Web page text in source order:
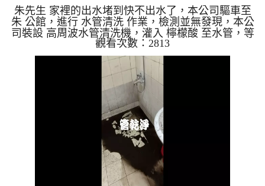
洗水管
朱先生 家裡的出水堵到快不出水了，本公司驅車至
朱 公館，進行 水管清洗 作業，檢測並無發現，本公
司裝設 高周波水管清洗機，灌入 檸檬酸 至水管，等
了約15分，開啟 水管清洗機 ，啟動 螺旋波 模式，一
開始就流出茶色髒水，越洗就越多，忽然變成芝麻豆
漿的顏色，兩個多小時後，出水量恢復了。 如是自
來水，如水管老化，會產生鐵鏽跟泥沙堆積，洗出來
的水就會是咖啡色，地下水含有氧化錳，管壁上會結
成黑色管垢，洗出來的水會跟石油一樣黑，有些洗出
綠色的水，是因為裡面有銅的物質，生鏽產生銅綠，
如是藍色的水，是...
觀看次數：2813